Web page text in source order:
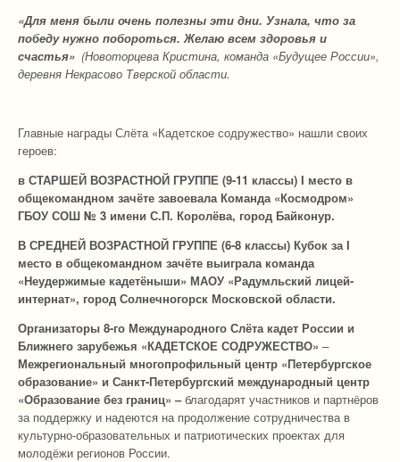
«Для меня были очень полезны эти дни. Узнала, что за
победу нужно побороться. Желаю всем здоровья и
счастья» (Новоторцева Кристина, команда «Будущее России»,
деревня Некрасово Тверской области.
Главные награды Слёта «Кадетское содружество» нашли своих
героев:
в СТАРШЕЙ ВОЗРАСТНОЙ ГРУППЕ (9-11 классы) I место в
общекомандном зачёте завоевала Команда «Космодром»
ГБОУ СОШ № 3 имени С.П. Королёва, город Байконур.
В СРЕДНЕЙ ВОЗРАСТНОЙ ГРУППЕ (6-8 классы) Кубок за I
место в общекомандном зачёте выиграла команда
«Неудержимые кадетёныши» МАОУ «Радумльский лицей-
интернат», город Солнечногорск Московской области.
Организаторы 8-го Международного Слёта кадет России и
Ближнего зарубежья «КАДЕТСКОЕ СОДРУЖЕСТВО» –
Межрегиональный многопрофильный центр «Петербургское
образование» и Санкт-Петербургский международный центр
«Образование без границ» –благодарят участников и партнёров
за поддержку и надеются на продолжение сотрудничества в
культурно-образовательных и патриотических проектах для
молодёжи регионов России.